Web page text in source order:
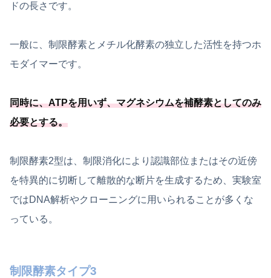
ドの長さです。
一般に、制限酵素とメチル化酵素の独立した活性を持つホ
モダイマーです。
同時に、ATPを用いず、マグネシウムを補酵素としてのみ
必要とする。
制限酵素2型は、制限消化により認識部位またはその近傍
を特異的に切断して離散的な断片を生成するため、実験室
ではDNA解析やクローニングに用いられることが多くな
っている。
制限酵素タイプ3